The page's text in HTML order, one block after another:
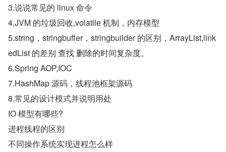
3.说说常见的 linux 命令
4,JVM 的垃圾回收,volatile 机制，内存模型
5.string，stringbuffer，stringbuilder 的区别，ArrayList,link
edList 的差别 查找 删除的时间复杂度。
6.Spring AOP,IOC
7.HashMap 源码，线程池框架源码
8.常见的设计模式并说明用处
IO 模型有哪些?
进程线程的区别
不同操作系统实现进程怎么样